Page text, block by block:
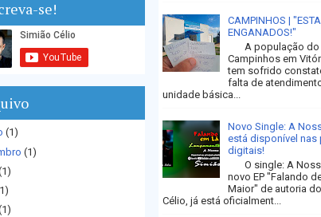
se!
(1)
(1)
CAMPINHOS |
ENGANADOS!"
A população do
Campinhos em
tem sofrido
falta de
unidade básica...
Novo Single: A
está disponível nas
digitais!
O single: A
novo EP "Falando
Maior" de autoria
Célio, já está oficialment...